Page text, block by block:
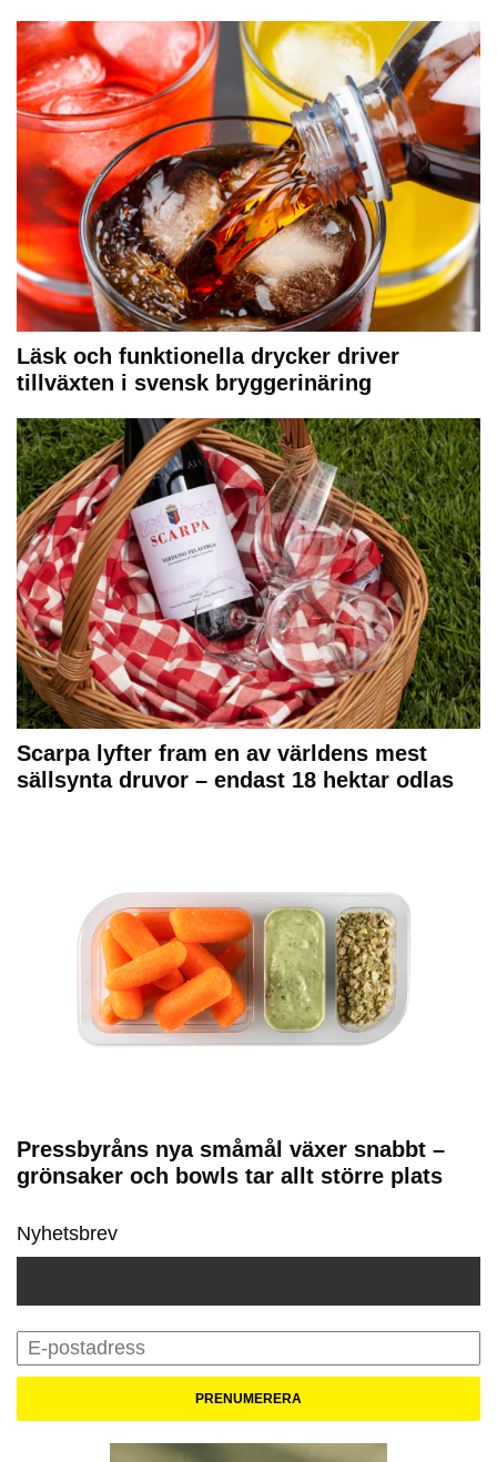
Läsk och funktionella drycker driver
tillväxten i svensk bryggerinäring
Scarpa lyfter fram en av världens mest
sällsynta druvor – endast 18 hektar odlas
Pressbyråns nya småmål växer snabbt –
grönsaker och bowls tar allt större plats
Nyhetsbrev